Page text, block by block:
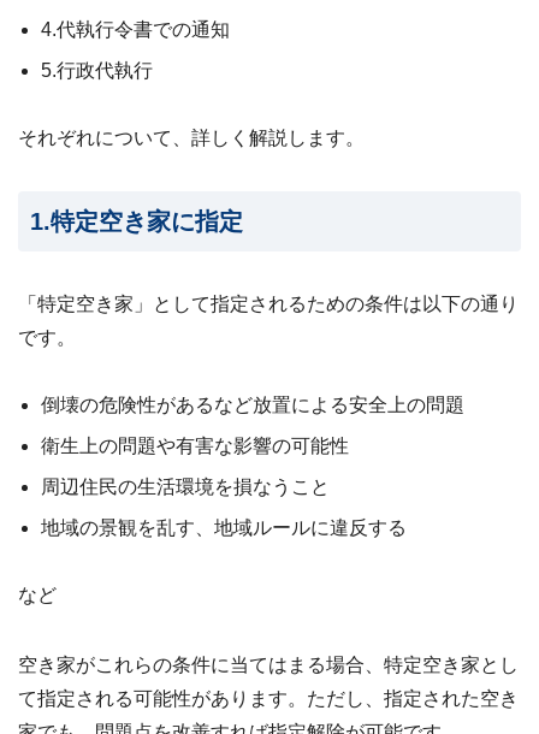
せ
※
間
ル
受
営
日
ご
信
無料
メー
ルフ
ォー
4.代執行令書での通知
5.行政代執行
それぞれについて、詳しく解説します。
1.特定空き家に指定
「特定空き家」として指定されるための条件は以下の通り
です。
倒壊の危険性があるなど放置による安全上の問題
衛生上の問題や有害な影響の可能性
周辺住民の生活環境を損なうこと
地域の景観を乱す、地域ルールに違反する
など
空き家がこれらの条件に当てはまる場合、特定空き家とし
て指定される可能性があります。ただし、指定された空き